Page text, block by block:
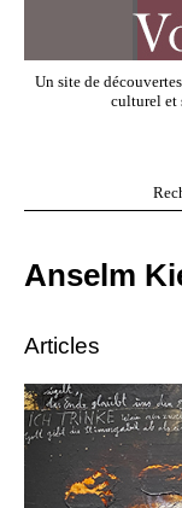
Un site de
culturel et
Anselm
Articles